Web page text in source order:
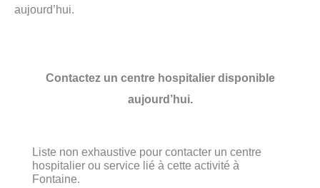
aujourd’hui.
Contactez un centre hospitalier disponible
aujourd’hui.
Liste non exhaustive pour contacter un centre
hospitalier ou service lié à cette activité à
Fontaine.